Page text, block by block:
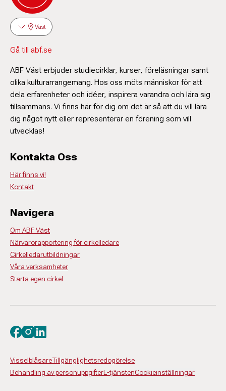
Väst
Gå till abf.se
ABF Väst erbjuder studiecirklar, kurser, föreläsningar samt
olika kulturarrangemang. Hos oss möts människor för att
dela erfarenheter och idéer, inspirera varandra och lära sig
tillsammans. Vi finns här för dig om det är så att du vill lära
dig något nytt eller representerar en förening som vill
utvecklas!
Kontakta Oss
Här finns vi!
Kontakt
Navigera
Om ABF Väst
Närvarorapportering för cirkelledare
Cirkelledarutbildningar
Våra verksamheter
Starta egen cirkel
VisselblåsareTillgänglighetsredogörelse
Behandling av personuppgifterE-tjänstenCookieinställningar
Besök oss på facebook
Besök oss på instagram
Besök oss på linkedin